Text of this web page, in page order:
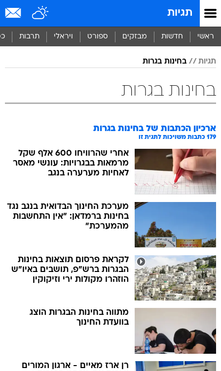
תגיות
ראשי חדשות מבזקים ספורט ויראלי תרבות
תגיות בחינות בגרות
בחינות בגרות
ארכיון הכתבות של בחינות בגרות
179 כתבות משויכות לתגית זו
אחרי שהרוויחו 600 אלף שקל
מרמאות בבגרויות: עונשי מאסר
לאחיות מערערה בנגב
מערכת החינוך הבדואית בנגב נגד
בחינות ברמדאן: "אין התחשבות
מהמערכת"
לקראת פרסום תוצאות בחינות
הבגרות ברש"פ, תושבים באיו"ש
הוזהרו מקולות ירי וזיקוקין
מתווה בחינות הבגרות הוצג
בוועדת החינוך
רן ארז מאיים - ארגון המורים